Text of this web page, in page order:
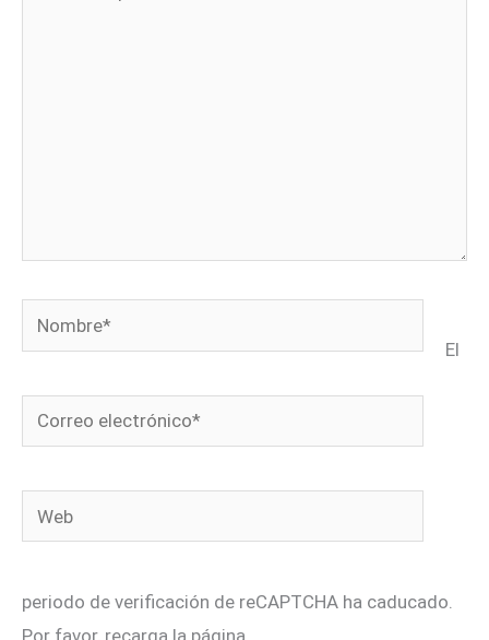
Nombre*
Correo
electrónico*
Web
El
periodo de verificación de reCAPTCHA ha caducado.